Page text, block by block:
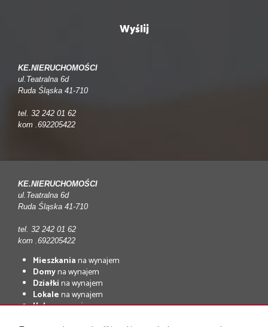
KE.NIERUCHOMOŚCI
ul.Teatralna 6d
Ruda Śląska 41-710
tel. 32 242 01 62
kom .692205422
KE.NIERUCHOMOŚCI
ul.Teatralna 6d
Ruda Śląska 41-710
tel. 32 242 01 62
kom .692205422
Mieszkaniana wynajem
Domyna wynajem
Działkina wynajem
Lokalena wynajem
Halena wynajem